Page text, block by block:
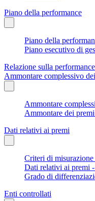
Piano della performance
Piano della
Piano esecutivo di
Relazione sulla performance
Ammontare complessivo
Ammontare
Ammontare dei
Dati relativi ai premi
Criteri di
Dati relativi ai premi
Grado di
Enti controllati